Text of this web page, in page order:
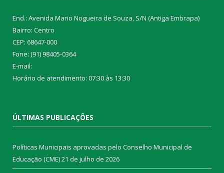
End.: Avenida Mario Nogueira de Souza, S/N (Antiga Embrapa)
Bairro: Centro
CEP: 68647-000
Fone: (91) 98405-0364
E-mail:
Horário de atendimento: 07:30 às 13:30
ÚLTIMAS PUBLICAÇÕES
Políticas Municipais aprovadas pelo Conselho Municipal de
Educação (CME)21 de julho de 2026